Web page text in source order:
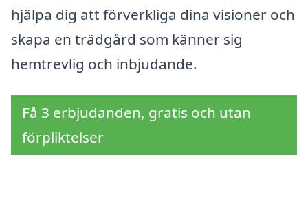
hjälpa dig att förverkliga dina visioner och
skapa en trädgård som känner sig
hemtrevlig och inbjudande.
Få 3 erbjudanden, gratis och utan
förpliktelser